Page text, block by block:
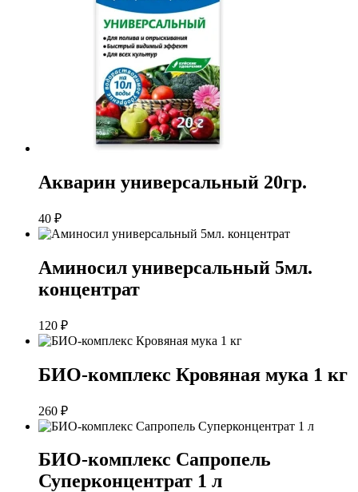
Акварин универсальный 20гр.
40 ₽
Аминосил универсальный 5мл.
концентрат
120 ₽
БИО-комплекс Кровяная мука 1 кг
260 ₽
БИО-комплекс Сапропель
Суперконцентрат 1 л